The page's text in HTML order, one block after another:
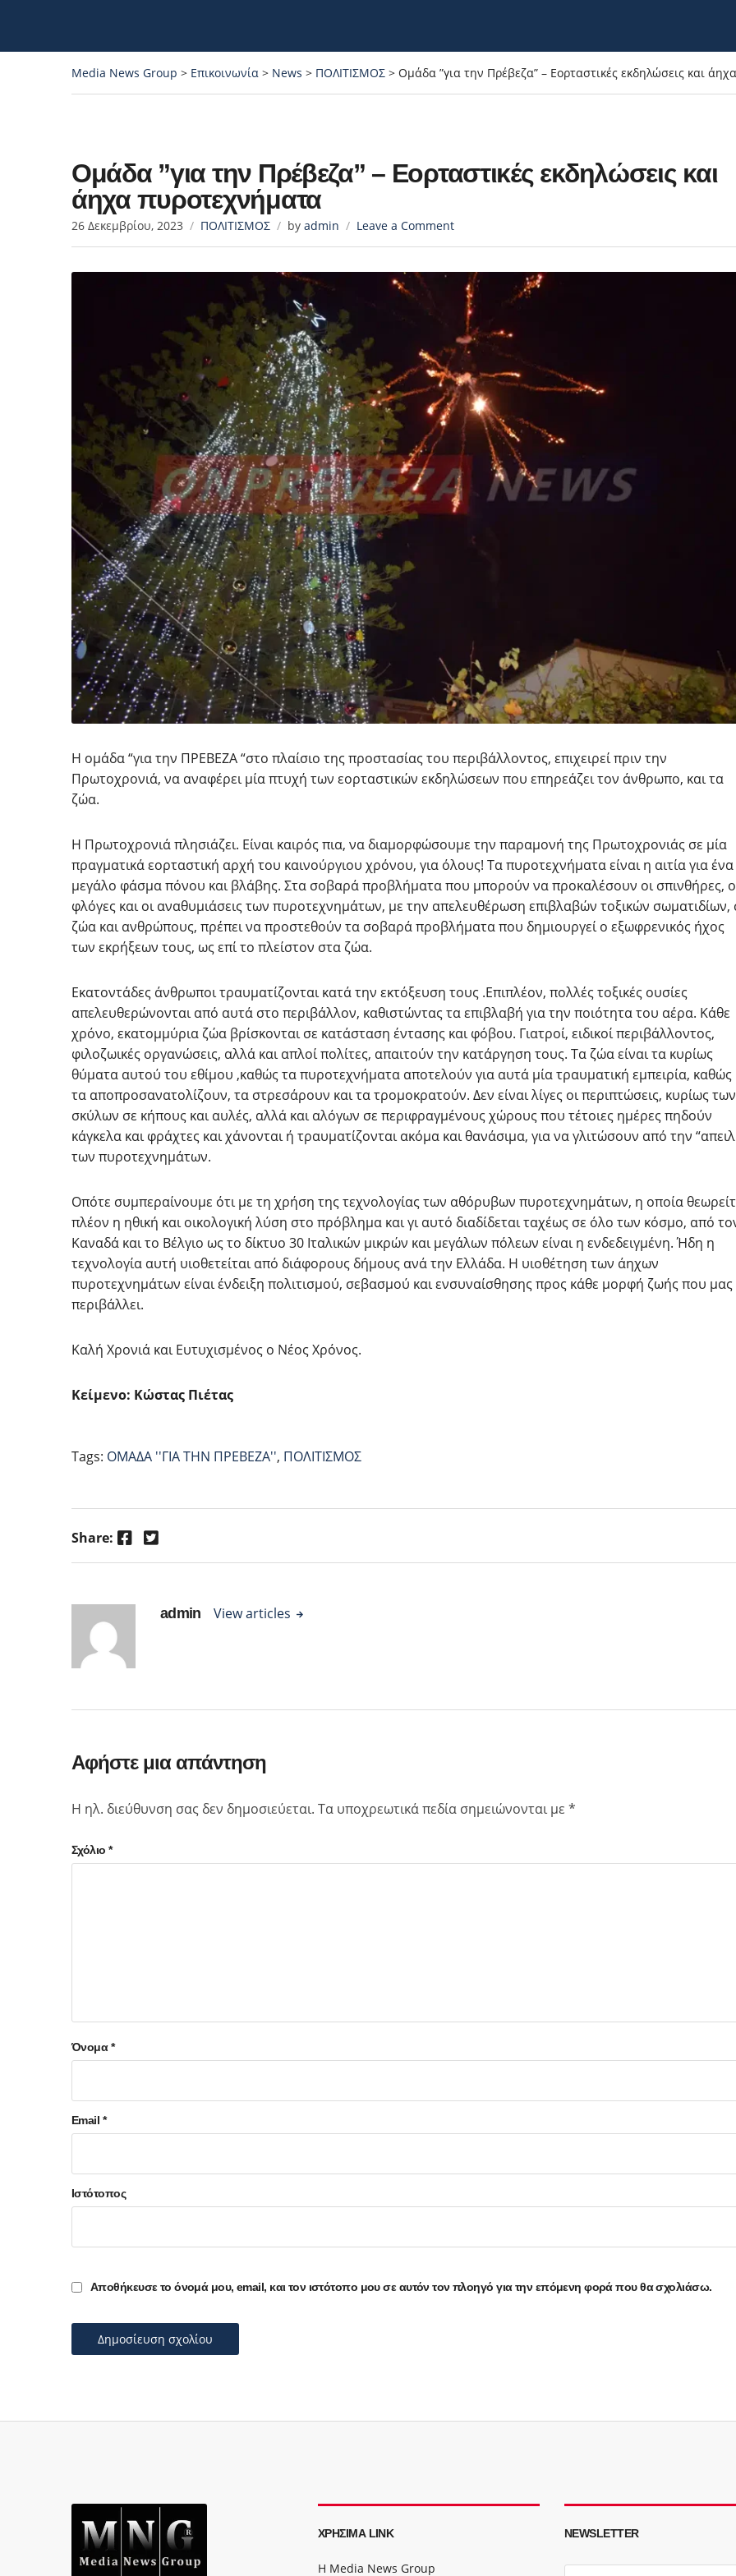
Media News Group > Επικοινωνία > News > ΠΟΛΙΤΙΣΜΟΣ > Ομάδα ”για την Πρέβεζα” – Εορταστικές εκδηλώσεις και
Ομάδα ”για την Πρέβεζα” – Εορταστικές εκδηλώσεις και
άηχα πυροτεχνήματα
26 Δεκεμβρίου, 2023 ΠΟΛΙΤΙΣΜΟΣ by admin Leave a Comment
Η ομάδα “για την ΠΡΕΒΕΖΑ “στο πλαίσιο της προστασίας του περιβάλλοντος, επιχειρεί πριν την
Πρωτοχρονιά, να αναφέρει μία πτυχή των εορταστικών εκδηλώσεων που επηρεάζει τον άνθρωπο, και τα
ζώα.
Η Πρωτοχρονιά πλησιάζει. Είναι καιρός πια, να διαμορφώσουμε την παραμονή της Πρωτοχρονιάς σε μία
πραγματικά εορταστική αρχή του καινούργιου χρόνου, για όλους! Τα πυροτεχνήματα είναι η αιτία για ένα
μεγάλο φάσμα πόνου και βλάβης. Στα σοβαρά προβλήματα που μπορούν να προκαλέσουν οι σπινθήρες,
φλόγες και οι αναθυμιάσεις των πυροτεχνημάτων, με την απελευθέρωση επιβλαβών τοξικών σωματιδίων,
ζώα και ανθρώπους, πρέπει να προστεθούν τα σοβαρά προβλήματα που δημιουργεί ο εξωφρενικός ήχος
των εκρήξεων τους, ως επί το πλείστον στα ζώα.
Εκατοντάδες άνθρωποι τραυματίζονται κατά την εκτόξευση τους .Επιπλέον, πολλές τοξικές ουσίες
απελευθερώνονται από αυτά στo περιβάλλον, καθιστώντας τα επιβλαβή για την ποιότητα του αέρα. Κάθε
χρόνο, εκατομμύρια ζώα βρίσκονται σε κατάσταση έντασης και φόβου. Γιατροί, ειδικοί περιβάλλοντος,
φιλοζωικές οργανώσεις, αλλά και απλοί πολίτες, απαιτούν την κατάργηση τους. Τα ζώα είναι τα κυρίως
θύματα αυτού του εθίμου ,καθώς τα πυροτεχνήματα αποτελούν για αυτά μία τραυματική εμπειρία, καθώς
τα αποπροσανατολίζουν, τα στρεσάρουν και τα τρομοκρατούν. Δεν είναι λίγες οι περιπτώσεις, κυρίως των
σκύλων σε κήπους και αυλές, αλλά και αλόγων σε περιφραγμένους χώρους που τέτοιες ημέρες πηδούν
κάγκελα και φράχτες και χάνονται ή τραυματίζονται ακόμα και θανάσιμα, για να γλιτώσουν από την
των πυροτεχνημάτων.
Οπότε συμπεραίνουμε ότι με τη χρήση της τεχνολογίας των αθόρυβων πυροτεχνημάτων, η οποία
πλέον η ηθική και οικολογική λύση στο πρόβλημα και γι αυτό διαδίδεται ταχέως σε όλο των κόσμο, από
Καναδά και το Βέλγιο ως το δίκτυο 30 Ιταλικών μικρών και μεγάλων πόλεων είναι η ενδεδειγμένη. Ήδη η
τεχνολογία αυτή υιοθετείται από διάφορους δήμους ανά την Ελλάδα. Η υιοθέτηση των άηχων
πυροτεχνημάτων είναι ένδειξη πολιτισμού, σεβασμού και ενσυναίσθησης προς κάθε μορφή ζωής που μας
περιβάλλει.
Καλή Χρονιά και Ευτυχισμένος ο Νέος Χρόνος.
Κείμενο: Κώστας Πιέτας
Tags: ΟΜΑΔΑ ''ΓΙΑ ΤΗΝ ΠΡΕΒΕΖΑ'', ΠΟΛΙΤΙΣΜΟΣ
Share: Facebook Twitter
admin View articles
Αφήστε μια απάντηση
Η ηλ. διεύθυνση σας δεν δημοσιεύεται. Τα υποχρεωτικά πεδία σημειώνονται με *
Σχόλιο*
Όνομα*
Email *
Ιστότοπος
Αποθήκευσε το όνομά μου, email, και τον ιστότοπο μου σε αυτόν τον πλοηγό για την επόμενη φορά που θα σχολιάσω.
ΧΡΉΣΙΜΑ LINK
Η Media News Group
NEWSLETTER
E